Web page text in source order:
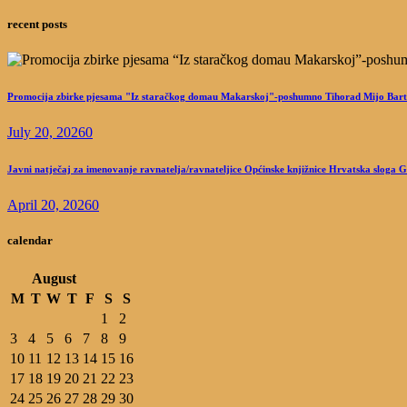
recent posts
Promocija zbirke pjesama "Iz staračkog domau Makarskoj"-poshumno Tihorad Mijo
July 20, 20260
Javni natječaj za imenovanje ravnatelja/ravnateljice Općinske knjižnice Hrvatska sloga
April 20, 20260
calendar
August
M T W T F S
S
1
2
3
4 5 6 7 8
9
10 11 12 13 14 15 16
17 18 19 20 21 22 23
24 25 26 27 28 29 30